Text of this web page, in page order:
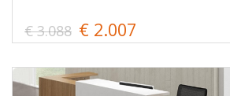
€ 3.088 € 2.007